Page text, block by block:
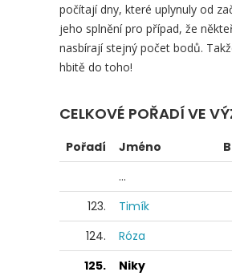
počítají dny, které uplynuly od
jeho splnění pro případ, že
nasbírají stejný počet bodů.
hbitě do toho!
CELKOVÉ POŘADÍ VE
Pořadí Jméno
...
123.
Timík
124.
Róza
125.
Niky